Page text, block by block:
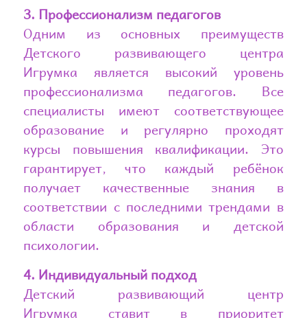
3. Профессионализм педагогов
Одним из основных преимуществ
Детского развивающего центра
Игрумка является высокий уровень
профессионализма педагогов. Все
специалисты имеют соответствующее
образование и регулярно проходят
курсы повышения квалификации. Это
гарантирует, что каждый ребёнок
получает качественные знания в
соответствии с последними трендами в
области образования и детской
психологии.
4. Индивидуальный подход
Детский развивающий центр
Игрумка ставит в приоритет